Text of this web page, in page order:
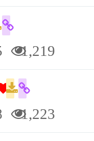
1,219
1,223